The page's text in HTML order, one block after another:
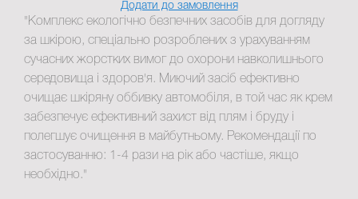
Додати до замовлення
"Комплекс екологічно безпечних засобів для догляду
за шкірою, спеціально розроблених з урахуванням
сучасних жорстких вимог до охорони навколишнього
середовища і здоров'я. Миючий засіб ефективно
очищає шкіряну оббивку автомобіля, в той час як крем
забезпечує ефективний захист від плям і бруду і
полегшує очищення в майбутньому. Рекомендації по
застосуванню: 1-4 рази на рік або частіше, якщо
необхідно."